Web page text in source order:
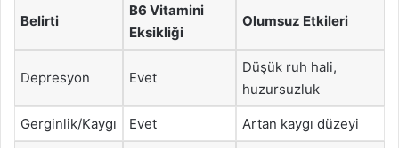
Belirti
B6 Vitamini
Eksikliği
Olumsuz Etkileri
Depresyon Evet
Düşük ruh hali,
huzursuzluk
Gerginlik/Kaygı Evet Artan kaygı düzeyi